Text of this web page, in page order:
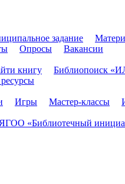
задание
Опросы
Вакансии
книгу Библиопоиск
Игры Мастер-классы
«Библиотечный